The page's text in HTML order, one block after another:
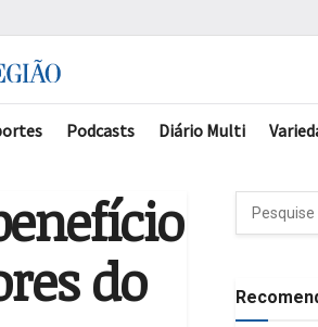
Podcasts Diário Multi
do